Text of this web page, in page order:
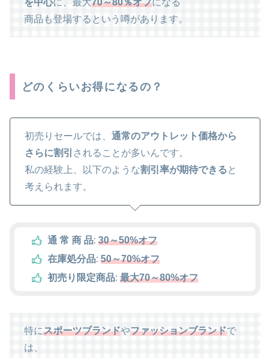
商品も登場するという噂があります。
どのくらいお得になるの？
初売りセールでは、 通常のアウトレット価格から
さらに割引 されることが多いんです。
私の経験上、以下のような割引率が期待できる と
考えられます。
通 常 商 品: 30～50%オフ
在庫処分品: 50～70%オフ
初売り限定商品: 最大70～80%オフ
特にスポーツブランドやファッションブランドで
は、